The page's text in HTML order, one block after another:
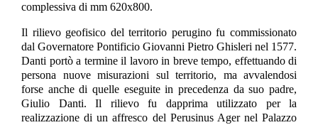
complessiva di mm 620x800.
Il rilievo geofisico del territorio perugino fu commissionato
dal Governatore Pontificio Giovanni Pietro Ghisleri nel 1577.
Danti portò a termine il lavoro in breve tempo, effettuando di
persona nuove misurazioni sul territorio, ma avvalendosi
forse anche di quelle eseguite in precedenza da suo padre,
Giulio Danti. Il rilievo fu dapprima utilizzato per la
realizzazione di un affresco del Perusinus Ager nel Palazzo